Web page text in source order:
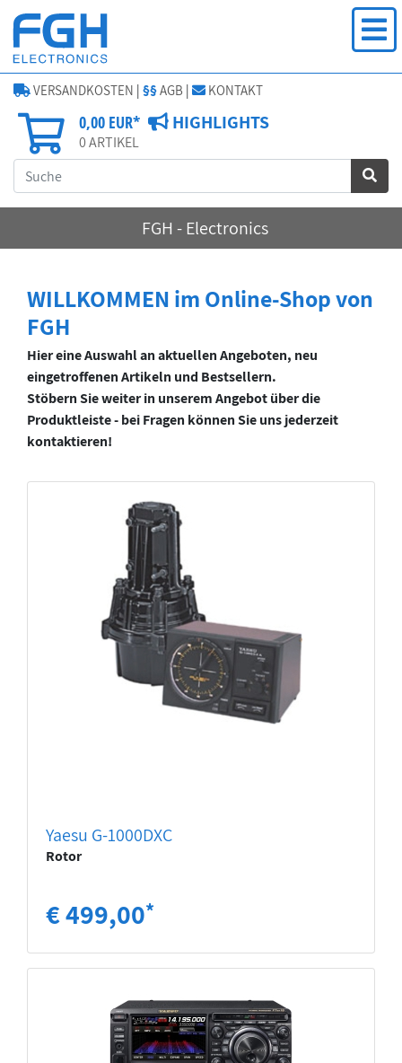
VERSANDKOSTEN | §§AGB | KONTAKT
0,00 EUR*
0ARTIKEL
HIGHLIGHTS
FGH - Electronics
WILLKOMMEN im Online-Shop von
FGH
Hier eine Auswahl an aktuellen Angeboten, neu
eingetroffenen Artikeln und Bestsellern.
Stöbern Sie weiter in unserem Angebot über die
Produktleiste - bei Fragen können Sie uns jederzeit
kontaktieren!
Yaesu G-1000DXC
Rotor
€ 499,00*